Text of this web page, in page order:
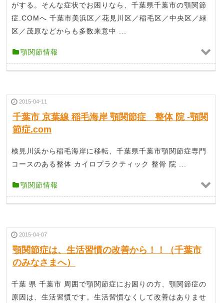
がする。そんな症状でお困りなら、千葉県千葉市の顎関節
症.COMへ 千葉市美浜区／花見川区／稲毛区／中央区／緑
区／茂原などからも多数来意中 ...
顎関節情報
2015-04-11
千葉市 京葉線 稲毛海岸 顎関節症 整体 院 -顎関
節症.com
検見川浜から稲毛海岸に移転、千葉県千葉市顎関節症専門
コースのある整体 カイロプラクティック 整骨 院 ...
顎関節情報
2015-04-07
顎関節症は、生活習慣の改善から！！（千葉市
のみなさまへ）
千葉 県 千葉市 周囲で顎関節症にお困りの方、顎関節症の
原因は、生活習慣です。生活習慣なくして改善はありませ